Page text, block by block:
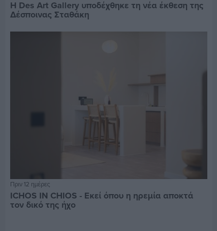
Η Des Art Gallery υποδέχθηκε τη νέα έκθεση της
Δέσποινας Σταθάκη
Πριν 12 ημέρες
ICHOS IN CHIOS - Εκεί όπου η ηρεμία αποκτά
τον δικό της ήχο